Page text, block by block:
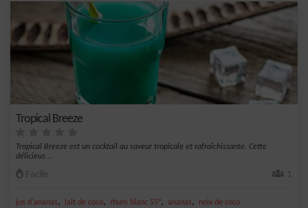
Tropical Breeze
Tropical Breeze est un cocktail au saveur tropicale et rafraîchissante. Cette
délicieus...
Facile 1
jus d'ananas, lait de coco, rhum blanc 55°, ananas, noix de coco